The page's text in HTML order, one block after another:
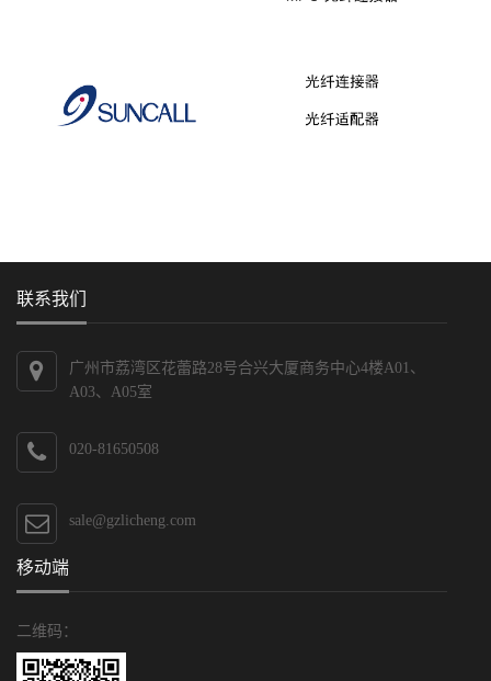
联系我们
广州市荔湾区花蕾路28号合兴大厦商务中心4楼A01、
A03、A05室
020-81650508
sale@gzlicheng.com
移动端
二维码：